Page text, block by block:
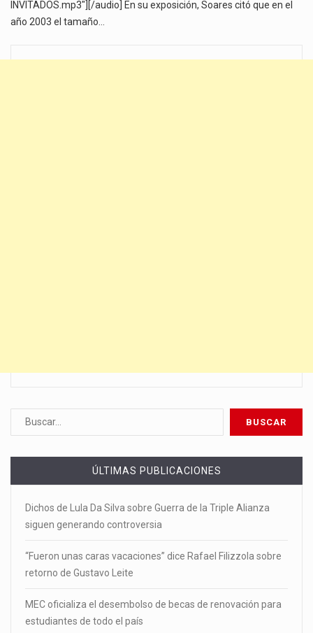
INVITADOS.mp3"][/audio] En su exposición, Soares citó que en el
año 2003 el tamaño…
ÚLTIMAS PUBLICACIONES
Dichos de Lula Da Silva sobre Guerra de la Triple Alianza
siguen generando controversia
“Fueron unas caras vacaciones” dice Rafael Filizzola sobre
retorno de Gustavo Leite
MEC oficializa el desembolso de becas de renovación para
estudiantes de todo el país